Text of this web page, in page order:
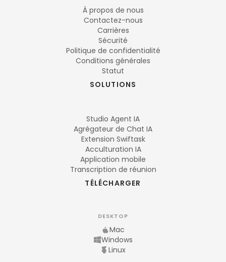
À propos de nous
Contactez-nous
Carrières
Sécurité
Politique de confidentialité
Conditions générales
Statut
SOLUTIONS
Studio Agent IA
Agrégateur de Chat IA
Extension Swiftask
Acculturation IA
Application mobile
Transcription de réunion
TÉLÉCHARGER
DESKTOP
Mac
Windows
Linux